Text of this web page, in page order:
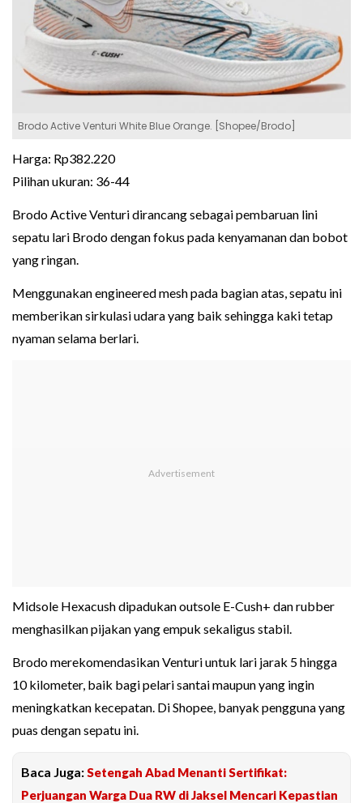
Brodo Active Venturi White Blue Orange. [Shopee/Brodo]
Harga: Rp382.220
Pilihan ukuran: 36-44
Brodo Active Venturi dirancang sebagai pembaruan lini
sepatu lari Brodo dengan fokus pada kenyamanan dan bobot
yang ringan.
Menggunakan engineered mesh pada bagian atas, sepatu ini
memberikan sirkulasi udara yang baik sehingga kaki tetap
nyaman selama berlari.
Midsole Hexacush dipadukan outsole E-Cush+ dan rubber
menghasilkan pijakan yang empuk sekaligus stabil.
Brodo merekomendasikan Venturi untuk lari jarak 5 hingga
10 kilometer, baik bagi pelari santai maupun yang ingin
meningkatkan kecepatan. Di Shopee, banyak pengguna yang
puas dengan sepatu ini.
Baca Juga: Setengah Abad Menanti Sertifikat:
Perjuangan Warga Dua RW di Jaksel Mencari Kepastian